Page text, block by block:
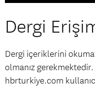
Dergi
Dergi içeriklerini
olmanız
hbrturkiye.com